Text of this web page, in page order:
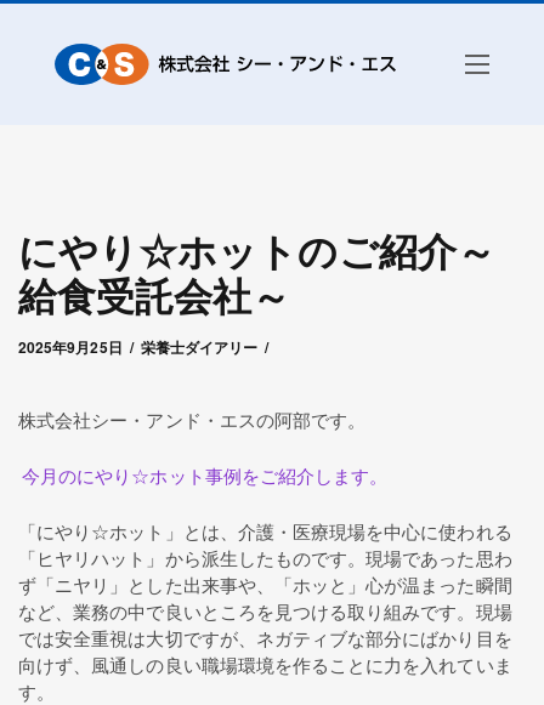
にやり☆ホットのご紹介～
給食受託会社～
2025年9月25日
2025年9月25日 栄養士ダイアリー
byシー・アンド・エス管理者
株式会社シー・アンド・エスの阿部です。
今月のにやり☆ホット事例をご紹介します。
「にやり☆ホット」とは、介護・医療現場を中心に使われる
「ヒヤリハット」から派生したものです。現場であった思わ
ず「ニヤリ」とした出来事や、「ホッと」心が温まった瞬間
など、業務の中で良いところを見つける取り組みです。現場
では安全重視は大切ですが、ネガティブな部分にばかり目を
向けず、風通しの良い職場環境を作ることに力を入れていま
す。